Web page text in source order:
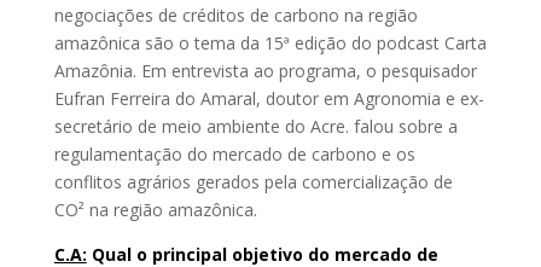
negociações de créditos de carbono na região
amazônica são o tema da 15ª edição do podcast Carta
Amazônia. Em entrevista ao programa, o pesquisador
Eufran Ferreira do Amaral, doutor em Agronomia e ex-
secretário de meio ambiente do Acre. falou sobre a
regulamentação do mercado de carbono e os
conflitos agrários gerados pela comercialização de
CO² na região amazônica.
C.A: Qual o principal objetivo do mercado de